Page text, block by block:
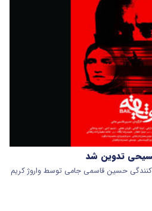
تدوین شد
حسین قاسمی جامی توسط واروژ کریم‌